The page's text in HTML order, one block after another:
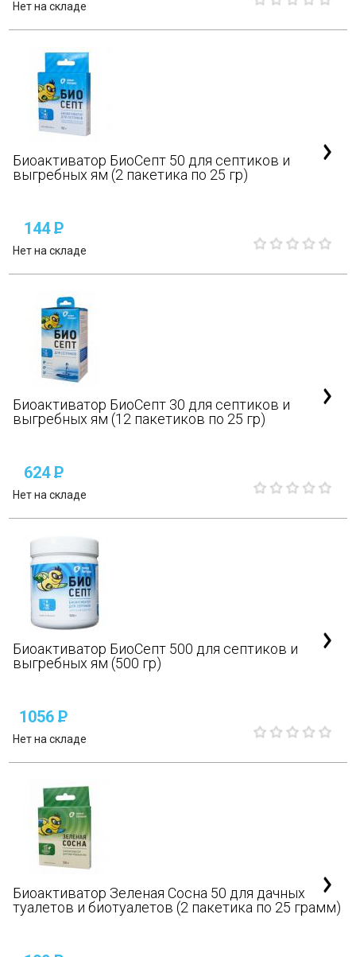
Нет на складе
Биоактиватор БиоСепт 50 для септиков и
выгребных ям (2 пакетика по 25 гр)
144P
Нет на складе
Биоактиватор БиоСепт 30 для септиков и
выгребных ям (12 пакетиков по 25 гр)
624P
Нет на складе
Биоактиватор БиоСепт 500 для септиков и
выгребных ям (500 гр)
1056P
Нет на складе
Биоактиватор Зеленая Сосна 50 для дачных
туалетов и биотуалетов (2 пакетика по 25 грамм)